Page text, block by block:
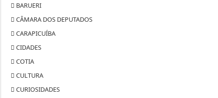
BARUERI
CÂMARA DOS DEPUTADOS
CARAPICUÍBA
CIDADES
COTIA
CULTURA
CURIOSIDADES